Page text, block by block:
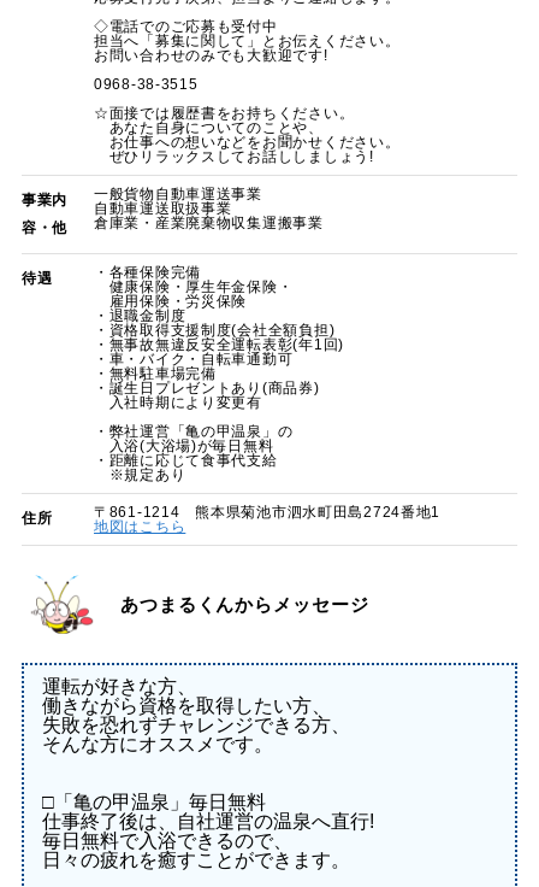
◇電話でのご応募も受付中
担当へ「募集に関して」とお伝えください。
お問い合わせのみでも大歓迎です!
0968-38-3515
☆面接では履歴書をお持ちください。
あなた自身についてのことや、
お仕事への想いなどをお聞かせください。
ぜひリラックスしてお話ししましょう!
事業内
容・他
一般貨物自動車運送事業
自動車運送取扱事業
倉庫業・産業廃棄物収集運搬事業
待遇
・各種保険完備
健康保険・厚生年金保険・
雇用保険・労災保険
・退職金制度
・資格取得支援制度(会社全額負担)
・無事故無違反安全運転表彰(年1回)
・車・バイク・自転車通勤可
・無料駐車場完備
・誕生日プレゼントあり(商品券)
入社時期により変更有
・弊社運営「亀の甲温泉」の
入浴(大浴場)が毎日無料
・距離に応じて食事代支給
※規定あり
住所
〒861-1214 熊本県菊池市泗水町田島2724番地1
地図はこちら
あつまるくんからメッセージ
運転が好きな方、
働きながら資格を取得したい方、
失敗を恐れずチャレンジできる方、
そんな方にオススメです。
□「亀の甲温泉」毎日無料
仕事終了後は、自社運営の温泉へ直行!
毎日無料で入浴できるので、
日々の疲れを癒すことができます。